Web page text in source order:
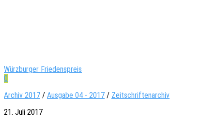
Würzburger Friedenspreis
0
Archiv 2017 / Ausgabe 04 - 2017 / Zeitschriftenarchiv
21. Juli 2017